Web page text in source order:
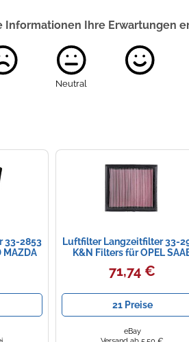
Informationen Ihre Erwartungen
Neutral
33-2853
MAZDA
Luftfilter Langzeitfilter 33-
K&N Filters für OPEL
71,74 €
21 Preise
eBay